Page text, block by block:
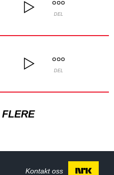
DEL
DEL
FLERE
Kontakt oss